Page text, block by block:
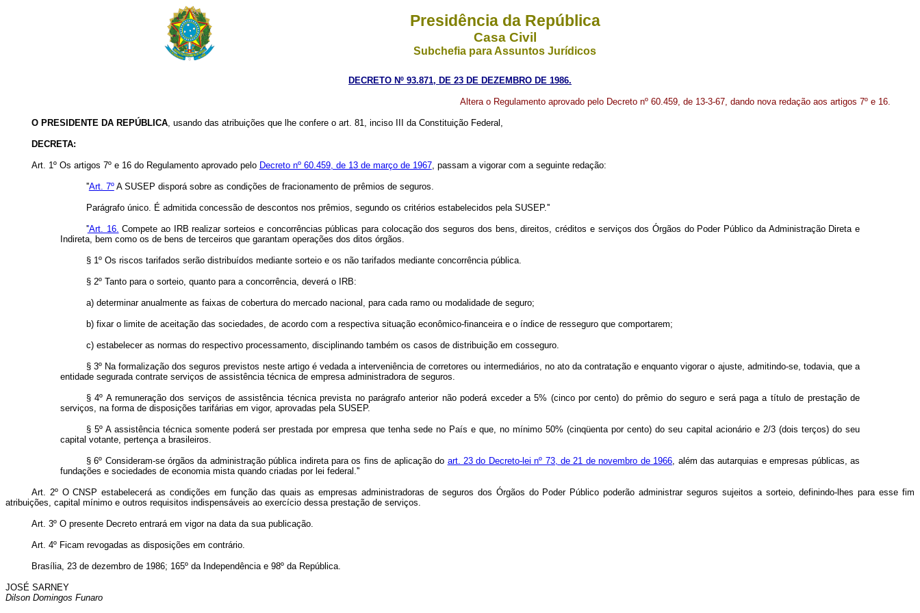
Presidência da República
Casa Civil
Subchefia para Assuntos Jurídicos
DECRETO Nº 93.871, DE 23 DE DEZEMBRO DE 1986.
Altera o Regulamento aprovado pelo Decreto nº 60.459, de 13-3-67, dando nova redação aos artigos 7º e 16.
O PRESIDENTE DA REPÚBLICA, usando das atribuições que lhe confere o art. 81, inciso III da Constituição Federal,
DECRETA:
Art. 1º Os artigos 7º e 16 do Regulamento aprovado pelo Decreto nº 60.459, de 13 de março de 1967, passam a vigorar com a seguinte redação:
''Art. 7ºA SUSEP disporá sobre as condições de fracionamento de prêmios de seguros.
Parágrafo único. É admitida concessão de descontos nos prêmios, segundo os critérios estabelecidos pela SUSEP.''
''Art. 16. Compete ao IRB realizar sorteios e concorrências públicas para colocação dos seguros dos bens, direitos, créditos e serviços dos Órgãos do Poder Público da Administração Direta e
Indireta, bem como os de bens de terceiros que garantam operações dos ditos órgãos.
§ 1º Os riscos tarifados serão distribuídos mediante sorteio e os não tarifados mediante concorrência pública.
§ 2º Tanto para o sorteio, quanto para a concorrência, deverá o IRB:
a) determinar anualmente as faixas de cobertura do mercado nacional, para cada ramo ou modalidade de seguro;
b) fixar o limite de aceitação das sociedades, de acordo com a respectiva situação econômico-financeira e o índice de resseguro que comportarem;
c) estabelecer as normas do respectivo processamento, disciplinando também os casos de distribuição em cosseguro.
§ 3º Na formalização dos seguros previstos neste artigo é vedada a interveniência de corretores ou intermediários, no ato da contratação e enquanto vigorar o ajuste, admitindo-se, todavia, que a
entidade segurada contrate serviços de assistência técnica de empresa administradora de seguros.
§ 4º A remuneração dos serviços de assistência técnica prevista no parágrafo anterior não poderá exceder a 5% (cinco por cento) do prêmio do seguro e será paga a título de prestação de
serviços, na forma de disposições tarifárias em vigor, aprovadas pela SUSEP.
§ 5º A assistência técnica somente poderá ser prestada por empresa que tenha sede no País e que, no mínimo 50% (cinqüenta por cento) do seu capital acionário e 2/3 (dois terços) do seu
capital votante, pertença a brasileiros.
§ 6º Consideram-se órgãos da administração pública indireta para os fins de aplicação do art. 23 do Decreto-lei nº 73, de 21 de novembro de 1966, além das autarquias e empresas públicas, as
fundações e sociedades de economia mista quando criadas por lei federal.''
Art. 2º O CNSP estabelecerá as condições em função das quais as empresas administradoras de seguros dos Órgãos do Poder Público poderão administrar seguros sujeitos a sorteio, definindo-lhes para esse fim
atribuições, capital mínimo e outros requisitos indispensáveis ao exercício dessa prestação de serviços.
Art. 3º O presente Decreto entrará em vigor na data da sua publicação.
Art. 4º Ficam revogadas as disposições em contrário.
Brasília, 23 de dezembro de 1986; 165º da Independência e 98º da República.
JOSÉ SARNEY
Dilson Domingos Funaro